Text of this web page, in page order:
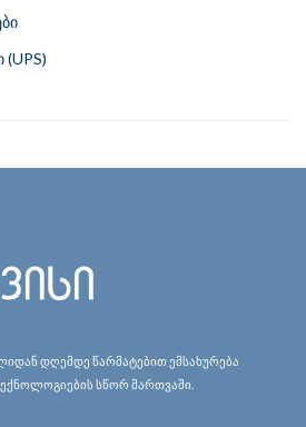
(UPS)
დღემდე წარმატებით ემსახურება
სწორ მართვაში.